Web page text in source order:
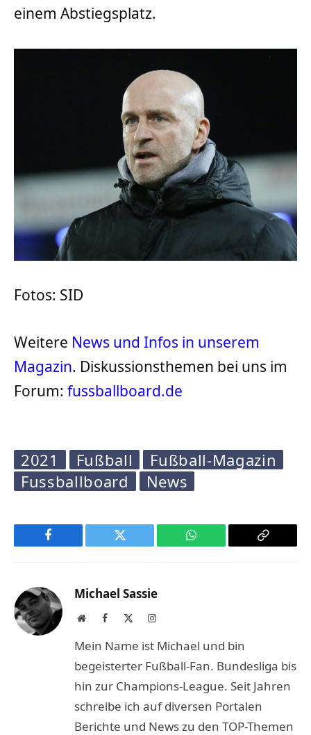
einem Abstiegsplatz.
Fotos: SID
Weitere News und Infos in unserem
Magazin. Diskussionsthemen bei uns im
Forum: fussballboard.de
2021 Fußball
Fußball-Magazin
Fussballboard
News
Facebook Twitter WhatsApp
Copy
Michael Sassie
WebsiteFacebook Instagram
Mein Name ist Michael und bin
begeisterter Fußball-Fan. Bundesliga bis
hin zur Champions-League. Seit Jahren
schreibe ich auf diversen Portalen
Berichte und News zu den TOP-Themen